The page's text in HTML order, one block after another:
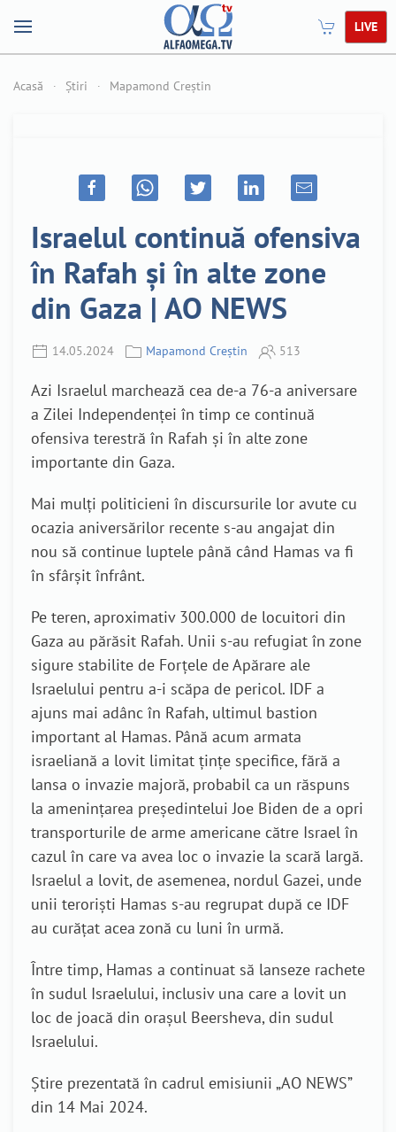
LIVE
Acasă Știri Mapamond Creștin
Israelul continuă ofensiva
în Rafah și în alte zone
din Gaza | AO NEWS
14.05.2024 Mapamond Creștin 513
Azi Israelul marchează cea de-a 76-a aniversare
a Zilei Independenței în timp ce continuă
ofensiva terestră în Rafah și în alte zone
importante din Gaza.
Mai mulți politicieni în discursurile lor avute cu
ocazia aniversărilor recente s-au angajat din
nou să continue luptele până când Hamas va fi
în sfârșit înfrânt.
Pe teren, aproximativ 300.000 de locuitori din
Gaza au părăsit Rafah. Unii s-au refugiat în zone
sigure stabilite de Forțele de Apărare ale
Israelului pentru a-i scăpa de pericol. IDF a
ajuns mai adânc în Rafah, ultimul bastion
important al Hamas. Până acum armata
israeliană a lovit limitat țințe specifice, fără a
lansa o invazie majoră, probabil ca un răspuns
la amenințarea președintelui Joe Biden de a opri
transporturile de arme americane către Israel în
cazul în care va avea loc o invazie la scară largă.
Israelul a lovit, de asemenea, nordul Gazei, unde
unii teroriști Hamas s-au regrupat după ce IDF
au curățat acea zonă cu luni în urmă.
Între timp, Hamas a continuat să lanseze rachete
în sudul Israelului, inclusiv una care a lovit un
loc de joacă din orașul Beersheva, din sudul
Israelului.
Știre prezentată în cadrul emisiunii „AO NEWS”
din 14 Mai 2024.